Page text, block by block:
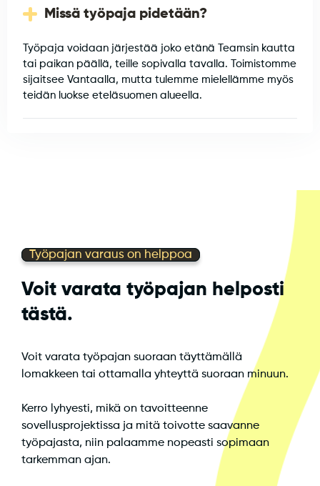
Missä työpaja pidetään?
Työpaja voidaan järjestää joko etänä Teamsin kautta
tai paikan päällä, teille sopivalla tavalla. Toimistomme
sijaitsee Vantaalla, mutta tulemme mielellämme myös
teidän luokse eteläsuomen alueella.
Työpajan varaus on helppoa
Voit varata työpajan helposti
tästä.
Voit varata työpajan suoraan täyttämällä
lomakkeen tai ottamalla yhteyttä suoraan minuun.
Kerro lyhyesti, mikä on tavoitteenne
sovellusprojektissa ja mitä toivotte saavanne
työpajasta, niin palaamme nopeasti sopimaan
tarkemman ajan.